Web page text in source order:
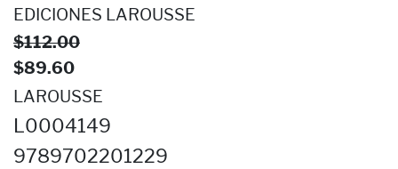
EDICIONES LAROUSSE
$112.00
$89.60
LAROUSSE
L0004149
9789702201229